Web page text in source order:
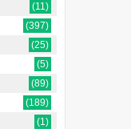
(11)
(397)
(25)
(5)
(89)
(189)
(1)